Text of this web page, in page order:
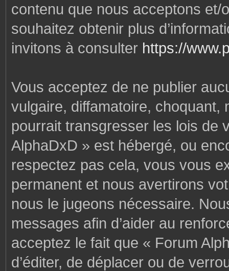
contenu que nous acceptons et/
souhaitez obtenir plus
invitons à consulter https://
Vous acceptez de ne publier
vulgaire, diffamatoire, choquant,
pourrait transgresser les lois de
AlphaDxD » est hébergé, ou
respectez pas cela, vous vous
permanent et nous avertirons
nous le jugeons nécessaire.
messages afin d’aider au
acceptez le fait que « Forum
d’éditer, de déplacer ou de